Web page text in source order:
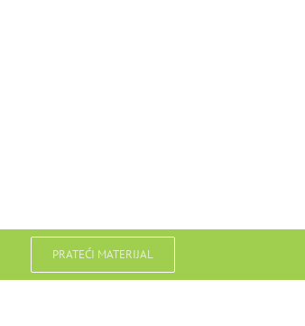
PRATEĆI MATERIJAL